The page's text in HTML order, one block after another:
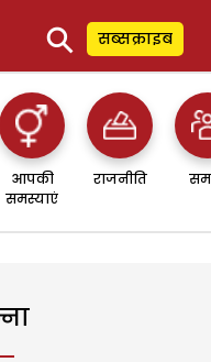
⚲ सब्सक्राइब
आपकी
समस्याएं
राजनीति